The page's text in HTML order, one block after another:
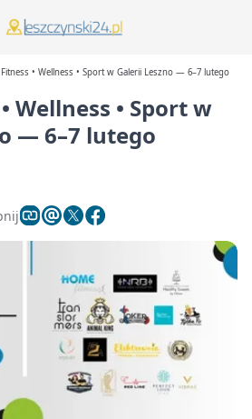
Fitness • Wellness • Sport w Galerii Leszno — 6–7 lutego
Wellness • Sport w
— 6–7 lutego